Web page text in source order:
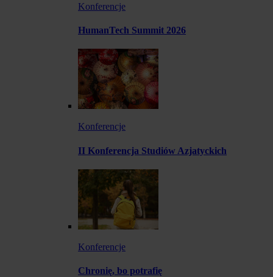
Konferencje
HumanTech Summit 2026
Konferencje
II Konferencja Studiów Azjatyckich
Konferencje
Chronię, bo potrafię